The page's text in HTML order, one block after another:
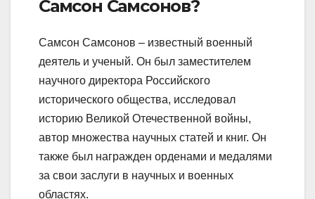
Самсон Самсонов?
Самсон Самсонов – известный военный
деятель и ученый. Он был заместителем
научного директора Российского
исторического общества, исследовал
историю Великой Отечественной войны,
автор множества научных статей и книг. Он
также был награжден орденами и медалями
за свои заслуги в научных и военных
областях.